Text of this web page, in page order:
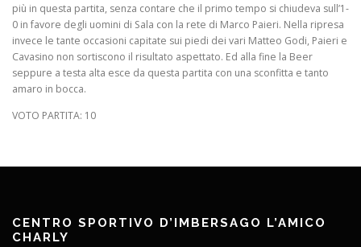
più in questa partita, senza contare che il primo tempo si chiudeva sull’1-
0 in favore degli uomini di Sala con la rete di Marco Paieri. Nella ripresa
invece le tante occasioni capitate sui piedi dei vari Matteo Godi, Paieri e
Cavasino non sortiscono il risultato aspettato. Ed alla fine la Beer
seppure a testa alta esce da questa partita con una sconfitta e tanto
amaro in bocca.
VOTO PARTITA: 10
CENTRO SPORTIVO D’IMBERSAGO L’AMICO
CHARLY